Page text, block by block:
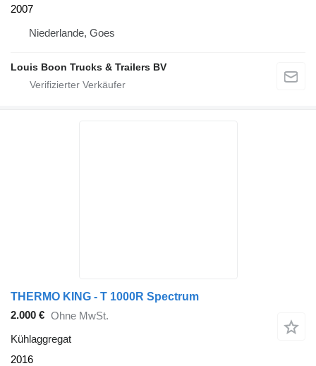
2007
Niederlande, Goes
Louis Boon Trucks & Trailers BV
THERMO KING - T 1000R Spectrum
2.000 € Ohne MwSt.
Kühlaggregat
2016